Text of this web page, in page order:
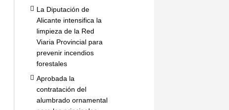
La Diputación de
Alicante intensifica la
limpieza de la Red
Viaria Provincial para
prevenir incendios
forestales
Aprobada la
contratación del
alumbrado ornamental